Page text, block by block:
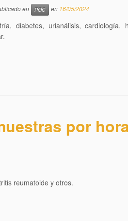
en POC en 16/05/2024
diabetes, urianálisis,
por
reumatoide y otros.